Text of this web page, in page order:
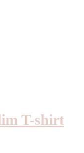
T-shirt